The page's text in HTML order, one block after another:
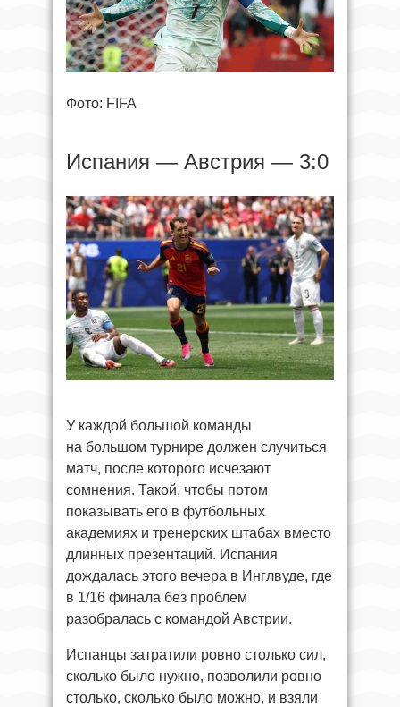
Фото: FIFA
Испания — Австрия — 3:0
У каждой большой команды
на большом турнире должен случиться
матч, после которого исчезают
сомнения. Такой, чтобы потом
показывать его в футбольных
академиях и тренерских штабах вместо
длинных презентаций. Испания
дождалась этого вечера в Инглвуде, где
в 1/16 финала без проблем
разобралась с командой Австрии.
Испанцы затратили ровно столько сил,
сколько было нужно, позволили ровно
столько, сколько было можно, и взяли